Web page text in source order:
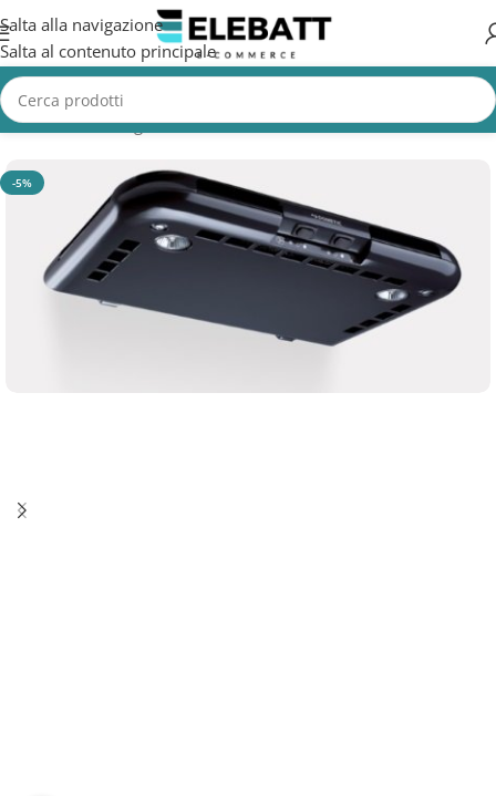
Salta alla navigazione
Salta al contenuto principale
Home/Non Categorizzata
-5%